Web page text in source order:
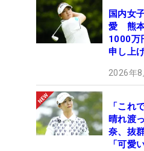
国内女
愛 熊本
1000万
申し上
2026年8
「これ
晴れ渡
奈、抜
「可愛